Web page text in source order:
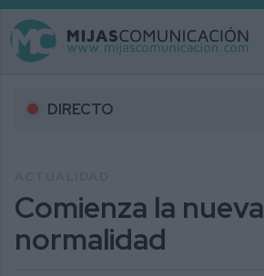
DIRECTO
Comienza la nueva
normalidad